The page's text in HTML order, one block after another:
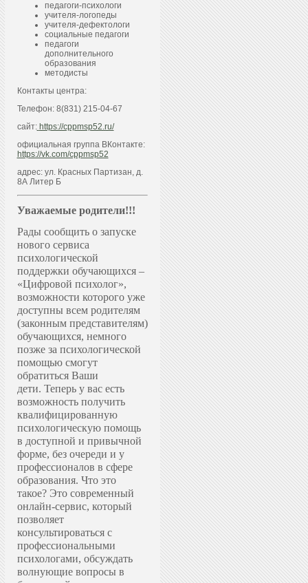
педагоги-психологи
учителя-логопеды
учителя-дефектологи
социальные педагоги
педагоги
дополнительного
образования
методисты
Контакты центра:
Телефон: 8(831) 215-04-67
сайт: https://cppmsp52.ru/
официальная группа ВКонтакте:
https://vk.com/cppmsp52
адрес: ул. Красных Партизан, д.
8А Литер Б
Уважаемые родители!!!
Рады сообщить о запуске
нового сервиса
психологической
поддержки обучающихся –
«Цифровой психолог»,
возможности которого уже
доступны всем родителям
(законным представителям)
обучающихся, немного
позже за психологической
помощью смогут
обратиться Ваши
дети. Теперь у вас есть
возможность получить
квалифицированную
психологическую помощь
в доступной и привычной
форме, без очереди и у
профессионалов в сфере
образования. Что это
такое? Это современный
онлайн-сервис, который
позволяет
консультироваться с
профессиональными
психологами, обсуждать
волнующие вопросы в